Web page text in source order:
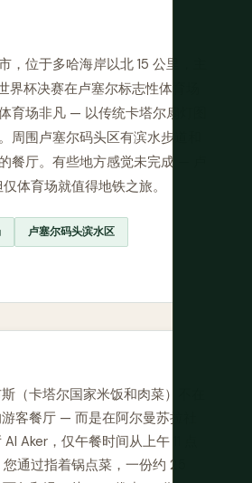
，位于多哈海岸以北 15 公里，主
界杯决赛在卢塞尔标志性体育场
场非凡 — 以传统卡塔尔扇灯图
周围卢塞尔码头区有滨水步道和
餐厅。有些地方感觉未完成 — 卢
体育场就值得地铁之旅。
卢塞尔码头滨水区
（卡塔尔国家米饭和肉菜）不在
客餐厅 — 而是在阿尔曼苏拉社
Aker，仅午餐时间从上午 11 点
通过指着锅点菜，一份约 25